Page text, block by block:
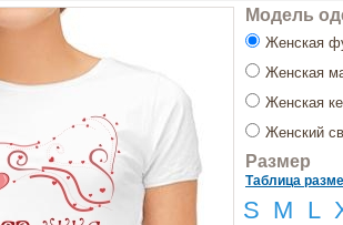
Модель
Женская
Женская
Женская
Женский
Размер
Таблица
S M L